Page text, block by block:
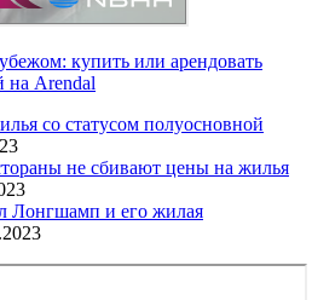
купить или арендовать
на Arendal
со статусом полуосновной
не сбивают цены на жилья
Лонгшамп и его жилая